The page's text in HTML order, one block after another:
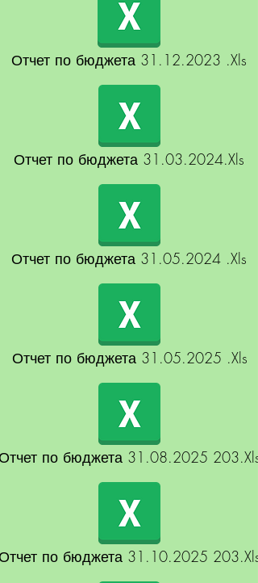
Отчет по бюджета 31.12.2023 .Xls
Отчет по бюджета 31.03.2024.Xls
Отчет по бюджета 31.05.2024 .Xls
Отчет по бюджета 31.05.2025 .Xls
по бюджета 31.08.2025 203.Xls
по бюджета 31.10.2025 203.Xls